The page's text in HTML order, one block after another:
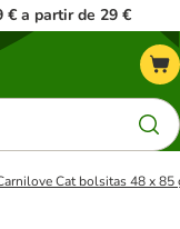
€ a partir de 29 €
Cat bolsitas 48 x 85